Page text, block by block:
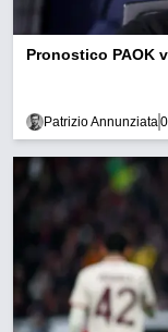
Pronostico PAOK
Patrizio Annunziata